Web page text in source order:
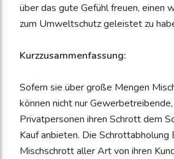
über das gute Gefühl freuen, einen
zum Umweltschutz geleistet zu
Kurzzusammenfassung:
Sofern sie über große Mengen
können nicht nur
Privatpersonen ihren Schrott dem
Kauf anbieten. Die Schrottabholung
Mischschrott aller Art von ihren